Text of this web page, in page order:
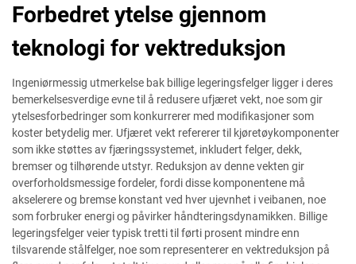
Forbedret ytelse gjennom
teknologi for vektreduksjon
Ingeniørmessig utmerkelse bak billige legeringsfelger ligger i deres
bemerkelsesverdige evne til å redusere ufjæret vekt, noe som gir
ytelsesforbedringer som konkurrerer med modifikasjoner som
koster betydelig mer. Ufjæret vekt refererer til kjøretøykomponenter
som ikke støttes av fjæringssystemet, inkludert felger, dekk,
bremser og tilhørende utstyr. Reduksjon av denne vekten gir
overforholdsmessige fordeler, fordi disse komponentene må
akselerere og bremse konstant ved hver ujevnhet i veibanen, noe
som forbruker energi og påvirker håndteringsdynamikken. Billige
legeringsfelger veier typisk tretti til førti prosent mindre enn
tilsvarende stålfelger, noe som representerer en vektreduksjon på